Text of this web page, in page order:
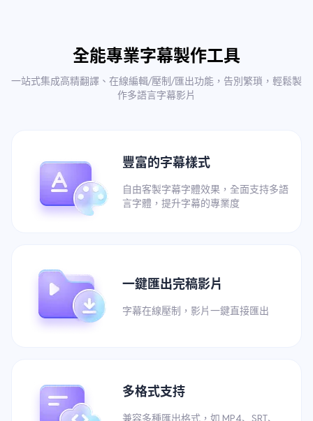
全能專業字幕製作工具
一站式集成高精翻譯、在線編輯/壓制/匯出功能，告別繁瑣，輕鬆製
作多語言字幕影片
豐富的字幕樣式
自由客製字幕字體效果，全面支持多語
言字體，提升字幕的專業度
一鍵匯出完稿影片
字幕在線壓制，影片一鍵直接匯出
多格式支持
兼容多種匯出格式，如 MP4、SRT、